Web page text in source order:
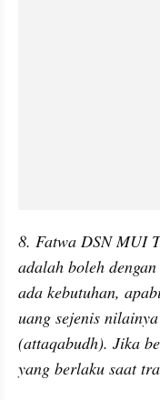
8. Fatwa DSN MUI
adalah boleh
ada kebutuhan,
uang sejenis
(attaqabudh). Jika
yang berlaku saat